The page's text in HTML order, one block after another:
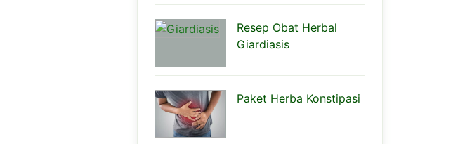
Resep Obat Herbal
Giardiasis
Paket Herba Konstipasi